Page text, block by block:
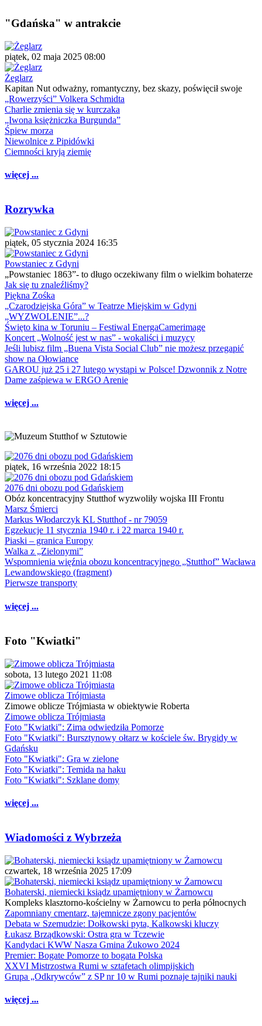
"Gdańska" w antrakcie
piątek, 02 maja 2025 08:00
Żeglarz
Kapitan Nut odważny, romantyczny, bez skazy, poświęcił swoje
„Rowerzyści” Volkera Schmidta
Charlie zmienia się w kurczaka
„Iwona księżniczka Burgunda”
Śpiew morza
Niewolnice z Pipidówki
Ciemności kryją ziemię
więcej ...
Rozrywka
piątek, 05 stycznia 2024 16:35
Powstaniec z Gdyni
„Powstaniec 1863”- to długo oczekiwany film o wielkim bohaterze
Jak się tu znaleźliśmy?
Piękna Zośka
„Czarodziejska Góra” w Teatrze Miejskim w Gdyni
„WYZWOLENIE”...?
Święto kina w Toruniu – Festiwal EnergaCamerimage
Koncert „Wolność jest w nas” - wokaliści i muzycy
Jeśli lubisz film „Buena Vista Social Club” nie możesz przegapić
show na Ołowiance
GAROU już 25 i 27 lutego wystąpi w Polsce! Dzwonnik z Notre
Dame zaśpiewa w ERGO Arenie
więcej ...
piątek, 16 września 2022 18:15
2076 dni obozu pod Gdańskiem
Obóz koncentracyjny Stutthof wyzwoliły wojska III Frontu
Marsz Śmierci
Markus Włodarczyk KL Stutthof - nr 79059
Egzekucje 11 stycznia 1940 r. i 22 marca 1940 r.
Piaski – granica Europy
Walka z „Zielonymi”
Wspomnienia więźnia obozu koncentracyjnego „Stutthof” Wacława
Lewandowskiego (fragment)
Pierwsze transporty
więcej ...
Foto "Kwiatki"
sobota, 13 lutego 2021 11:08
Zimowe oblicza Trójmiasta
Zimowe oblicze Trójmiasta w obiektywie Roberta
Zimowe oblicza Trójmiasta
Foto "Kwiatki": Zima odwiedziła Pomorze
Foto "Kwiatki": Bursztynowy ołtarz w kościele św. Brygidy w
Gdańsku
Foto "Kwiatki": Gra w zielone
Foto "Kwiatki": Temida na haku
Foto "Kwiatki": Szklane domy
więcej ...
Wiadomości z Wybrzeża
czwartek, 18 września 2025 17:09
Bohaterski, niemiecki ksiądz upamiętniony w Żarnowcu
Kompleks klasztorno-kościelny w Żarnowcu to perła północnych
Zapomniany cmentarz, tajemnicze zgony pacjentów
Debata w Szemudzie: Dołkowski pyta, Kalkowski kluczy
Łukasz Brządkowski: Ostra gra w Tczewie
Kandydaci KWW Nasza Gmina Żukowo 2024
Premier: Bogate Pomorze to bogata Polska
XXVI Mistrzostwa Rumi w sztafetach olimpijskich
Grupa „Odkrywców” z SP nr 10 w Rumi poznaje tajniki nauki
więcej ...